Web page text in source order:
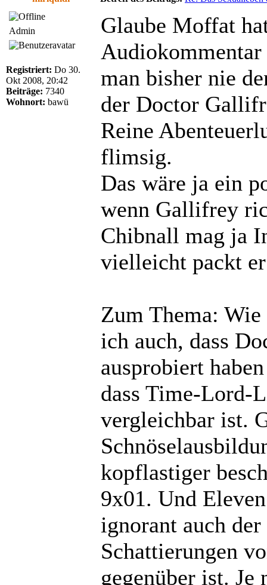
Admin
Registriert: Do 30.
Okt 2008, 20:42
Beiträge: 7340
Wohnort: bawü
Glaube Moffat
Audiokommentar
man bisher nie
der Doctor
Reine
flimsig.
Das wäre ja ein
wenn Gallifrey
Chibnall mag ja
vielleicht packt
Zum Thema: Wie
ich auch, dass
ausprobiert
dass Time-Lord-
vergleichbar ist.
kopflastiger
9x01. Und
ignorant auch
Schattierungen
gegenüber ist.